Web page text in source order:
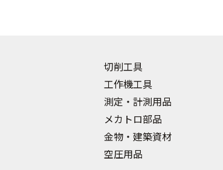
切削工具
工作機工具
測定・計測用品
メカトロ部品
金物・建築資材
空圧用品